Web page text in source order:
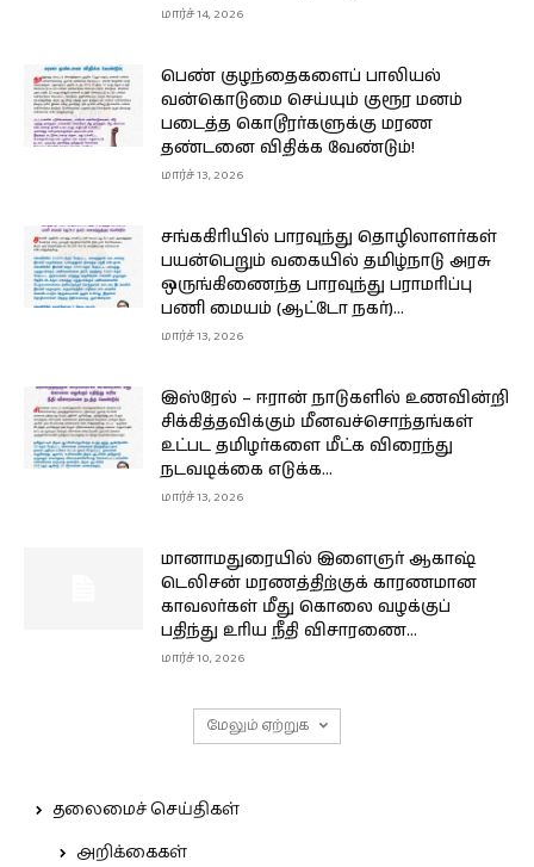
மார்ச் 14, 2026
பெண் குழந்தைகளைப் பாலியல்
வன்கொடுமை செய்யும் குரூர மனம்
படைத்த கொடூரர்களுக்கு மரண
தண்டனை விதிக்க வேண்டும்!
மார்ச் 13, 2026
சங்ககிரியில் பாரவுந்து தொழிலாளர்கள்
பயன்பெறும் வகையில் தமிழ்நாடு அரசு
ஒருங்கிணைந்த பாரவுந்து பராமரிப்பு
பணி மையம் (ஆட்டோ நகர்)...
மார்ச் 13, 2026
இஸ்ரேல் – ஈரான் நாடுகளில் உணவின்றி
சிக்கித்தவிக்கும் மீனவச்சொந்தங்கள்
உட்பட தமிழர்களை மீட்க விரைந்து
நடவடிக்கை எடுக்க...
மார்ச் 13, 2026
மானாமதுரையில் இளைஞர் ஆகாஷ்
டெலிசன் மரணத்திற்குக் காரணமான
காவலர்கள் மீது கொலை வழக்குப்
பதிந்து உரிய நீதி விசாரணை...
மார்ச் 10, 2026
மேலும் ஏற்றுக
தலைமைச் செய்திகள்
அறிக்கைகள்